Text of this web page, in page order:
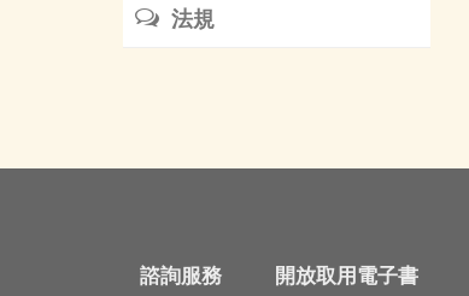
法規
諮詢服務 開放取用電子書